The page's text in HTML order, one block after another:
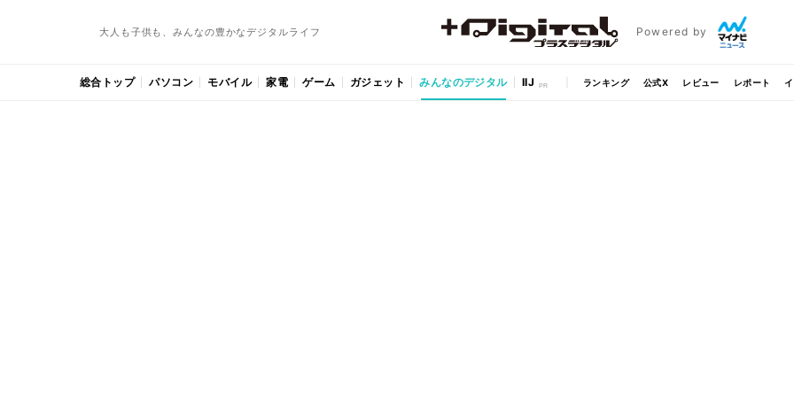
大人も子供も、みんなの豊かなデジタルライフ Powered by
総合トップ パソコン モバイル 家電 ゲーム ガジェット みんなのデジタル IIJ ランキング 公式X レビュー レポート